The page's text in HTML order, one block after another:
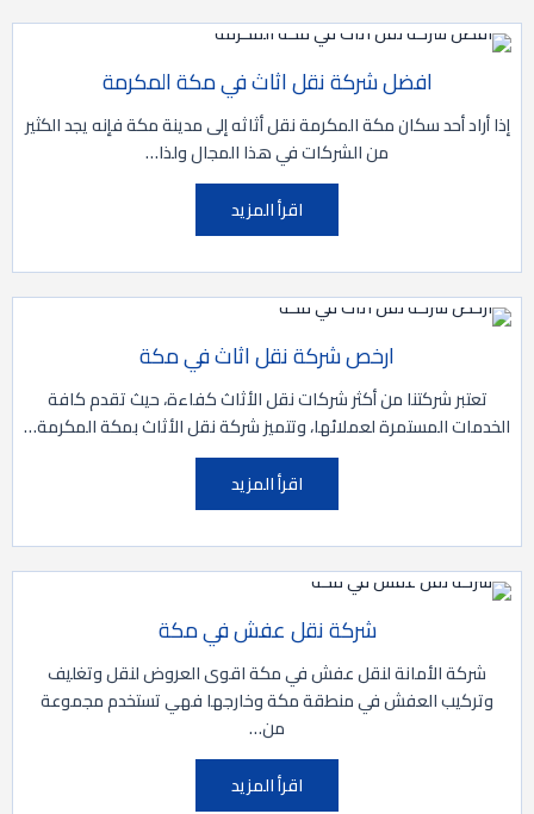
افضل شركة نقل اثاث في مكة المكرمة
إذا أراد أحد سكان مكة المكرمة نقل أثاثه إلى مدينة مكة فإنه يجد الكثير
من الشركات في هذا المجال ولذا…
اقرأ المزيد
ارخص شركة نقل اثاث في مكة
تعتبر شركتنا من أكثر شركات نقل الأثاث كفاءة، حيث تقدم كافة
الخدمات المستمرة لعملائها، وتتميز شركة نقل الأثاث بمكة المكرمة…
اقرأ المزيد
شركة نقل عفش في مكة
شركة الأمانة لنقل عفش في مكة اقوى العروض لنقل وتغليف
وتركيب العفش في منطقة مكة وخارجها فهي تستخدم مجموعة
من…
اقرأ المزيد